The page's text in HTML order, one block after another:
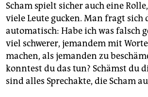
Scham spielt sicher auch eine
viele Leute gucken. Man fragt sich
automatisch: Habe ich was falsch
viel schwerer, jemandem mit
machen, als jemanden zu
konntest du das tun? Schämst du
sind alles Sprechakte, die Scham